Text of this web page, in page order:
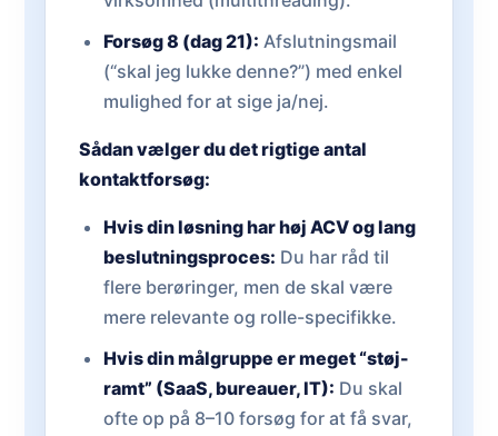
Forsøg 8 (dag 21): Afslutningsmail
(“skal jeg lukke denne?”) med enkel
mulighed for at sige ja/nej.
Sådan vælger du det rigtige antal
kontaktforsøg:
Hvis din løsning har høj ACV og lang
beslutningsproces: Du har råd til
flere berøringer, men de skal være
mere relevante og rolle-specifikke.
Hvis din målgruppe er meget “støj-
ramt” (SaaS, bureauer, IT): Du skal
ofte op på 8–10 forsøg for at få svar,